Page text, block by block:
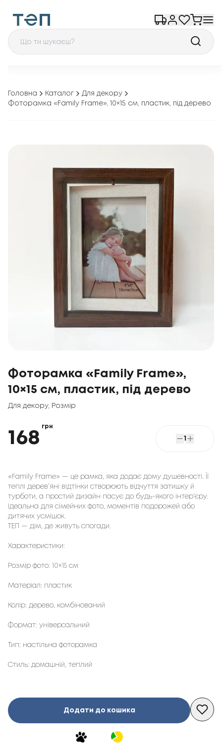
Головна Каталог
Для декору
Фоторамка «Family Frame», 10×15 см, пластик, під дерево
Фоторамка «Family Frame»,
10×15 см, пластик, під дерево
Для декору, Розмір
168
грн
1
«Family Frame» — це рамка, яка додає дому душевності. Її
теплі дерев’яні відтінки створюють відчуття затишку й
турботи, а простий дизайн пасує до будь-якого інтер’єру.
Ідеальна для сімейних фото, моментів подорожей або
дитячих усмішок.
ТЕП — дім, де живуть спогади.
Характеристики:
Розмір фото: 10×15 см
Матеріал: пластик
Колір: дерево, комбінований
Формат: універсальний
Тип: настільна фоторамка
Стиль: домашній, теплий
Додати до кошика